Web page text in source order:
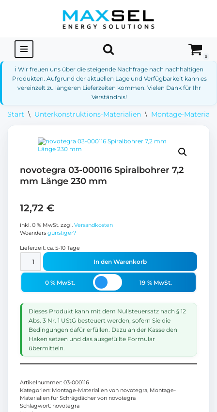
springen
0
ℹ️ Wir freuen uns über die steigende Nachfrage nach nachhaltigen
Produkten. Aufgrund der aktuellen Lage und Verfügbarkeit kann es
vereinzelt zu längeren Lieferzeiten kommen. Vielen Dank für Ihr
Verständnis!
Start \ Unterkonstruktions-Materialien \ Montage-
novotegra 03-000116 Spiralbohrer 7,2
mm Länge 230 mm
12,72 €
inkl. 0 % MwSt. zzgl. Versandkosten
Woanders günstiger?
Lieferzeit: ca. 5-10 Tage
In den Warenkorb
0 % MwSt. 19 % MwSt.
Dieses Produkt kann mit dem Nullsteuersatz nach § 12
Abs. 3 Nr. 1 UStG besteuert werden, sofern Sie die
Bedingungen dafür erfüllen. Dazu an der Kasse den
Haken setzen und das ausgefüllte Formular
übermitteln.
Artikelnummer: 03-000116
Kategorien: Montage-Materialien von novotegra, Montage-
Materialien für Schrägdächer von novotegra
Schlagwort: novotegra